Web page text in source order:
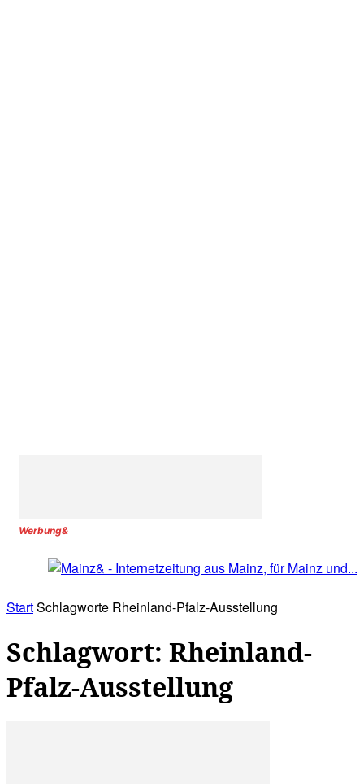
Werbung&
StartSchlagworte Rheinland-Pfalz-Ausstellung
Schlagwort: Rheinland-
Pfalz-Ausstellung